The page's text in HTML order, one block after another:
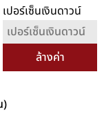
เปอร์เซ็นเงินดาวน์
ล้างค่า
)